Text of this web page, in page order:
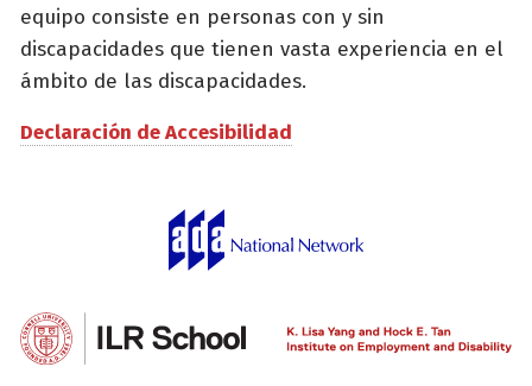
equipo consiste en personas con y sin
discapacidades que tienen vasta experiencia en el
ámbito de las discapacidades.
Declaración de Accesibilidad